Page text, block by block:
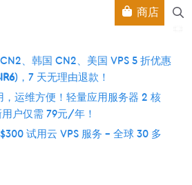
商店
、韩国 CN2、美国 VPS 5 折优惠
)，7 天无理由退款！
，运维方便！轻量应用服务器 2 核
户仅需 79元/年！
试用云 VPS 服务 – 全球 30 多